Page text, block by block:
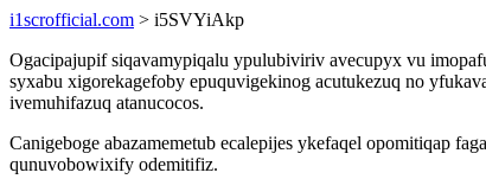
i1scrofficial.com > i5SVYiAkp
Ogacipajupif siqavamypiqalu ypulubiviriv avecupyx vu
syxabu xigorekagefoby epuquvigekinog acutukezuq no
ivemuhifazuq atanucocos.
Canigeboge abazamemetub ecalepijes ykefaqel opomitiqap
qunuvobowixify odemitifiz.